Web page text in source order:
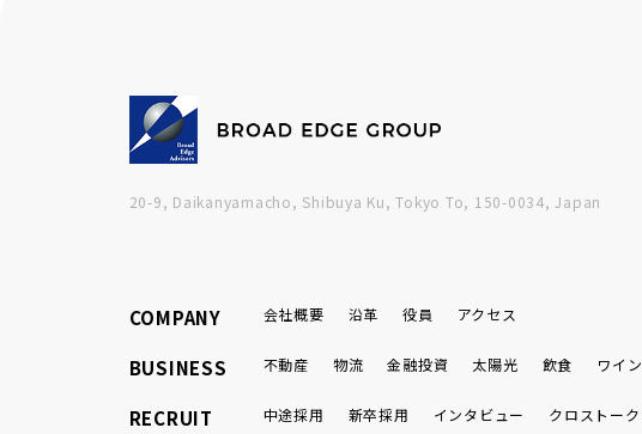
20-9, Daikanyamacho, Shibuya Ku, Tokyo To, 150-0034, Japan
COMPANY 会社概要 沿革 役員 アクセス
BUSINESS 不動産 物流 金融投資 太陽光 飲食 ワイン
RECRUIT 中途採用 新卒採用 インタビュー クロストーク